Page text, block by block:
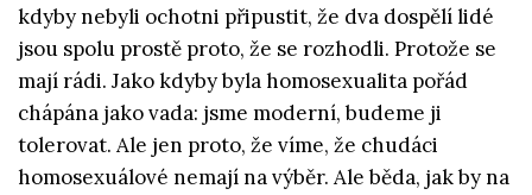
kdyby nebyli ochotni připustit, že dva dospělí lidé
jsou spolu prostě proto, že se rozhodli. Protože se
mají rádi. Jako kdyby byla homosexualita pořád
chápána jako vada: jsme moderní, budeme ji
tolerovat. Ale jen proto, že víme, že chudáci
homosexuálové nemají na výběr. Ale běda, jak by na